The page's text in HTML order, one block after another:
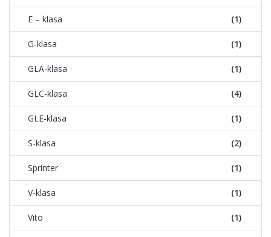
E – klasa (1)
G-klasa (1)
GLA-klasa (1)
GLC-klasa (4)
GLE-klasa (1)
S-klasa (2)
Sprinter (1)
V-klasa (1)
Vito (1)